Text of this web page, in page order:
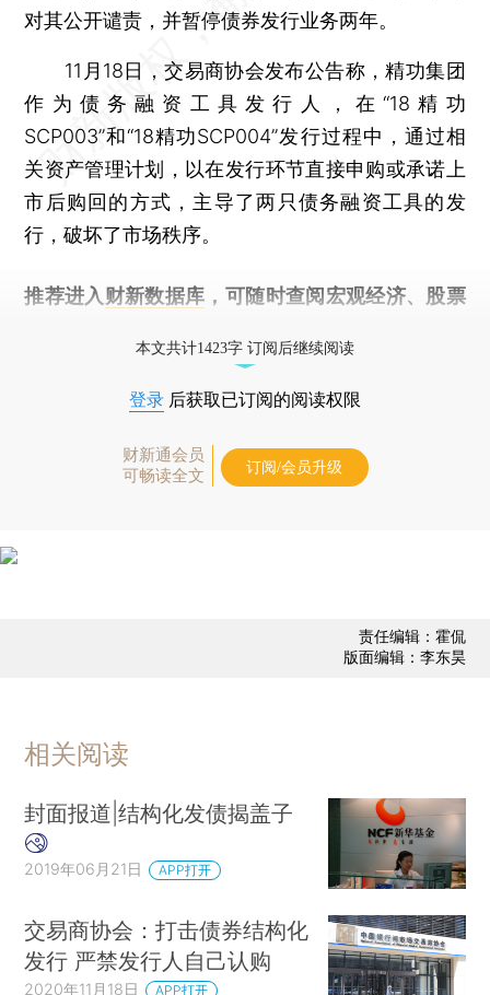
对其公开谴责，并暂停债券发行业务两年。
11月18日，交易商协会发布公告称，精功集团
作为债务融资工具发行人，在“18精功
SCP003”和“18精功SCP004”发行过程中，通过相
关资产管理计划，以在发行环节直接申购或承诺上
市后购回的方式，主导了两只债务融资工具的发
行，破坏了市场秩序。
推荐进入 财新数据库 ，可随时查阅宏观经济、股票
本文共计1423字 订阅后继续阅读
登录 后获取已订阅的阅读权限
财新通会员
可畅读全文
订阅/会员升级
责任编辑：霍侃
版面编辑：李东昊
相关阅读
封面报道|结构化发债揭盖子
2019年06月21日 APP打开
交易商协会：打击债券结构化
发行 严禁发行人自己认购
2020年11月18日 APP打开